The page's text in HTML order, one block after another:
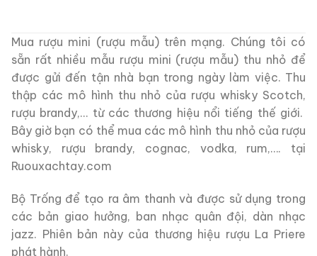
Mua rượu mini (rượu mẫu) trên mạng. Chúng tôi có
sẵn rất nhiều mẫu rượu mini (rượu mẫu) thu nhỏ để
được gửi đến tận nhà bạn trong ngày làm việc. Thu
thập các mô hình thu nhỏ của rượu whisky Scotch,
rượu brandy,… từ các thương hiệu nổi tiếng thế giới.
Bây giờ bạn có thể mua các mô hình thu nhỏ của rượu
whisky, rượu brandy, cognac, vodka, rum,…. tại
Ruouxachtay.com
Bộ Trống để tạo ra âm thanh và được sử dụng trong
các bản giao hưởng, ban nhạc quân đội, dàn nhạc
jazz. Phiên bản này của thương hiệu rượu La Priere
phát hành.